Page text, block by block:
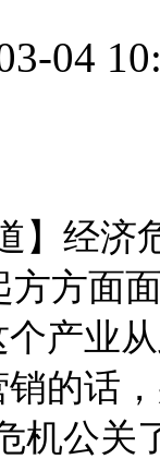
04
经济
方面
个产业
的话
机公